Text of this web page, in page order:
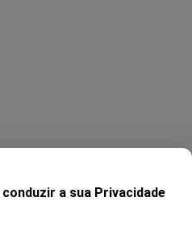
a sua Privacidade